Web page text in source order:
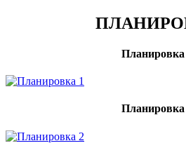
Планировка
Планировка